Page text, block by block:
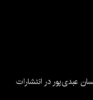
عبدی‌پور در انتشارات